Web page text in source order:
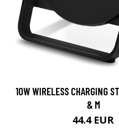
10W WIRELESS CHARGING
& M
44.4 EUR